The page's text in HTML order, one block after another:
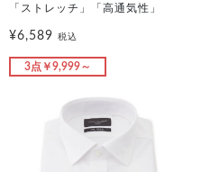
「ストレッチ」「高通気性」
¥6,589 税込
3点￥9,999～